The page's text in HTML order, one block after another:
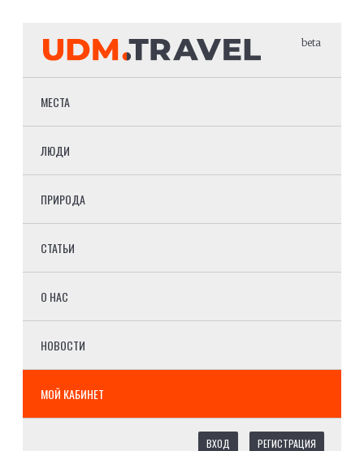
beta
МЕСТА
ЛЮДИ
ПРИРОДА
СТАТЬИ
О НАС
НОВОСТИ
МОЙ КАБИНЕТ
ВХОД РЕГИСТРАЦИЯ